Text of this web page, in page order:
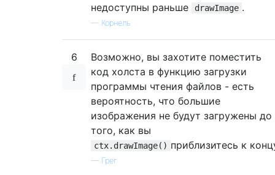
недоступны раньше drawImage .
— Корнель
6
Возможно, вы захотите поместить
код холста в функцию загрузки
программы чтения файлов - есть
вероятность, что большие
изображения не будут загружены до
того, как вы
ctx.drawImage() приблизитесь к
— Грег